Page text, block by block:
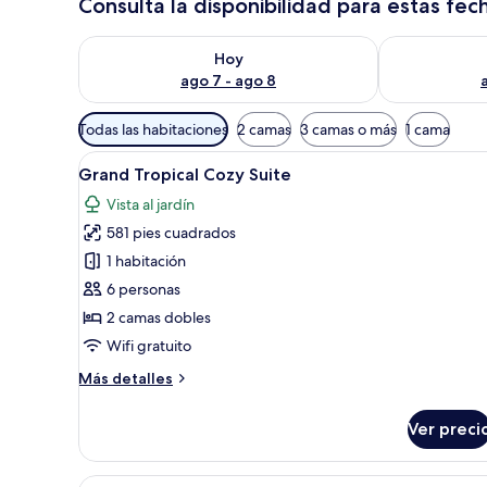
Hoy
ago 7 - ago 8
Consulta la disponibilidad para hoy ago 7 - ago 8
Consulta la
Filtros
disponibles
para
las
habitaciones
Todas las habitaciones 2 camas 3 camas o más 1 cama
Abrir
todas
las
fotos
de
Grand
Tropical
Cozy
Habitación de hotel con
14
Grand Tropical Cozy Suite
Vista al jardín
581 pies cuadrados
1 habitación
6 personas
2 camas dobles
Wifi gratuito
Más detalles
Más
Tropical
Cozy
Ver
Una sala de estar moderna